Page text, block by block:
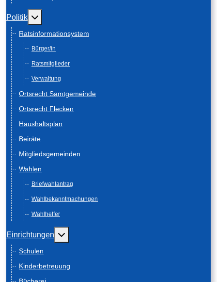
Politik Weitere Informationen: Politik
Ratsinformationsystem
Bürger/in
Ratsmitglieder
Verwaltung
Ortsrecht Samtgemeinde
Ortsrecht Flecken
Haushaltsplan
Beiräte
Mitgliedsgemeinden
Wahlen
Briefwahlantrag
Wahlbekanntmachungen
Wahlhelfer
Einrichtungen Weitere Informationen: Einrichtungen
Schulen
Kinderbetreuung